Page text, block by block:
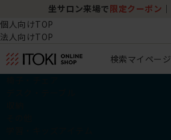
坐サロン来場で 限定クーポン
個人向けTOP
法人向けTOP
検索マイページ